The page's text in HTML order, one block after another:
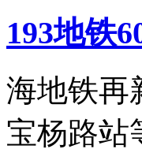
193地铁
海地铁再
宝杨路站